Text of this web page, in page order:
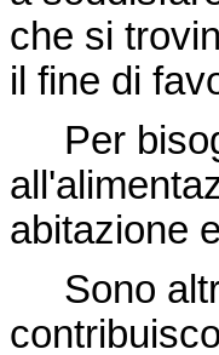
che si
il fine di
Per
abitazione
Sono